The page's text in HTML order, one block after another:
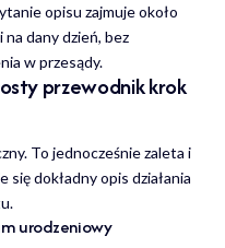
opisu zajmuje około
dany dzień, bez
w przesądy.
przewodnik krok
To jednocześnie zaleta i
dokładny opis działania
urodzeniowy